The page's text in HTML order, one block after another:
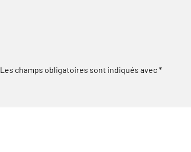
Les champs obligatoires sont indiqués avec*